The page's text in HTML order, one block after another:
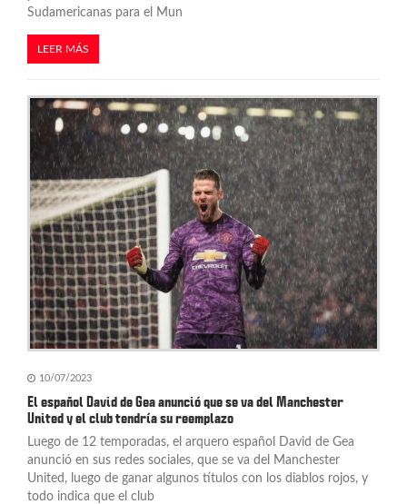
Sudamericanas para el Mun
LEER MÁS
10/07/2023
El español David de Gea anunció que se va del Manchester
United y el club tendría su reemplazo
Luego de 12 temporadas, el arquero español David de Gea
anunció en sus redes sociales, que se va del Manchester
United, luego de ganar algunos títulos con los diablos rojos, y
todo indica que el club